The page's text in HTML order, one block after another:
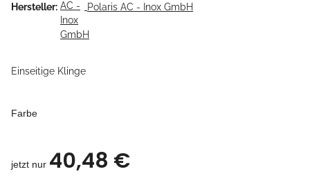
Hersteller: Polaris AC - Inox GmbH
Einseitige Klinge
Farbe
jetzt nur 40,48 €